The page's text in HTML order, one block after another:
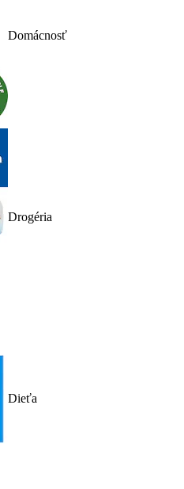
Domácnosť
Drogéria
Dieťa